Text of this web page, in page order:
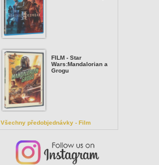
FILM - Star
Wars:Mandalorian a
Grogu
Všechny předobjednávky - Film